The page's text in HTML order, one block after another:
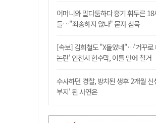
어머니와 말다툼하다 흉기 휘두른 18
들…"죄송하지 않나" 묻자 침묵
[속보] 김희철도 "X돌았네"…'거꾸로
논란' 인천시 현수막, 이틀 만에 철거
수사하던 경찰, 방치된 생후 2개월 신
부지' 된 사연은